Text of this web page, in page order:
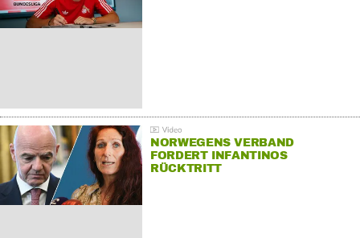
NORWEGENS VERBAND
FORDERT INFANTINOS
RÜCKTRITT